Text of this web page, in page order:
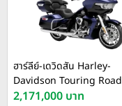
ฮาร์ลีย์-เดวิดสัน Harley-
Davidson Touring Road
Glide Limited ปี 2026
2,171,000 บาท